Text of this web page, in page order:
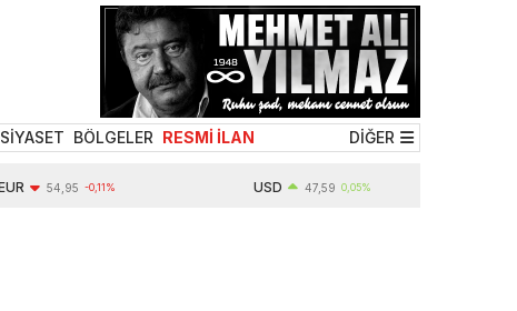
SİYASET BÖLGELER RESMİ İLAN DİĞER
54,95 -0,11% 47,59 0,05%